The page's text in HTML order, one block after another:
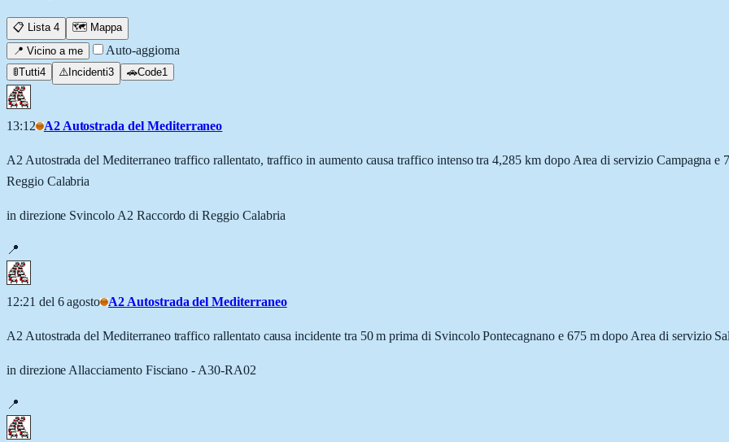
📋 Lista 4
🗺️ Mappa
📍 Vicino a me
Auto-aggiorna
🚦Tutti4 ⚠️ Incidenti3 🚗Code1
13:12 A2 Autostrada del Mediterraneo
A2 Autostrada del Mediterraneo traffico rallentato, traffico in aumento causa traffico intenso tra 4,285 km dopo Area di servizio Campagna
Reggio Calabria
in direzione Svincolo A2 Raccordo di Reggio Calabria
📍
12:21 del 6 agosto A2 Autostrada del Mediterraneo
A2 Autostrada del Mediterraneo traffico rallentato causa incidente tra 50 m prima di Svincolo Pontecagnano e 675 m dopo Area di servizio
in direzione Allacciamento Fisciano - A30-RA02
📍